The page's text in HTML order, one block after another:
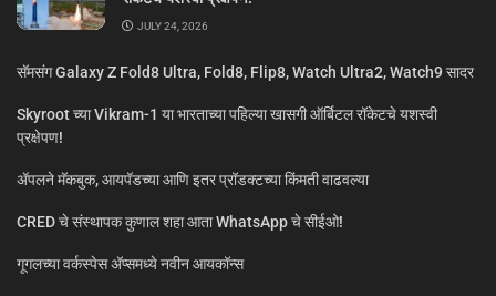
JULY 24, 2026
सॅमसंग Galaxy Z Fold8 Ultra, Fold8, Flip8, Watch Ultra2, Watch9 सादर
Skyroot च्या Vikram-1 या भारताच्या पहिल्या खासगी ऑर्बिटल रॉकेटचे यशस्वी
प्रक्षेपण!
ॲपलने मॅकबुक, आयपॅडच्या आणि इतर प्रॉडक्टच्या किंमती वाढवल्या
CRED चे संस्थापक कुणाल शहा आता WhatsApp चे सीईओ!
गूगलच्या वर्कस्पेस अ‍ॅप्समध्ये नवीन आयकॉन्स